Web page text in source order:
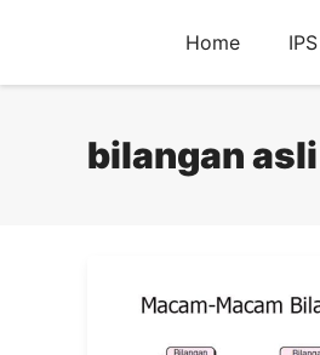
Home IPS
bilangan asli